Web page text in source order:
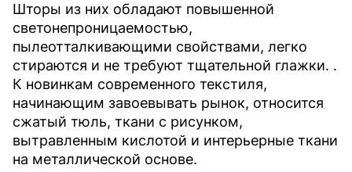
Шторы из них обладают повышенной
светонепроницаемостью,
пылеотталкивающими свойствами, легко
стираются и не требуют тщательной глажки. .
К новинкам современного текстиля,
начинающим завоевывать рынок, относится
сжатый тюль, ткани с рисунком,
вытравленным кислотой и интерьерные ткани
на металлической основе.